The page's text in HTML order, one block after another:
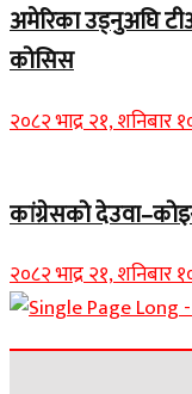
अमेरिका उड्नुअघि
कोसिस
२०८२ भाद्र २१, शनिबार
कांग्रेसको
२०८२ भाद्र २१, शनिबार